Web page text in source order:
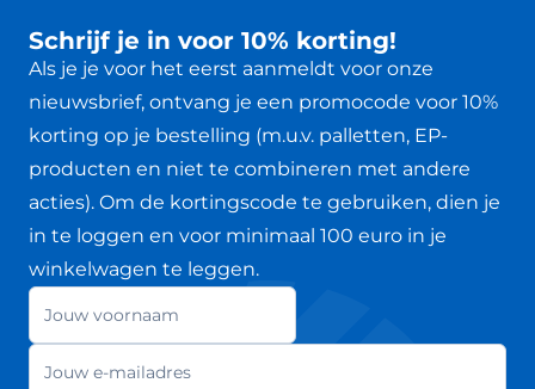
Schrijf je in voor 10% korting!
Als je je voor het eerst aanmeldt voor onze
nieuwsbrief, ontvang je een promocode voor 10%
korting op je bestelling (m.u.v. palletten, EP-
producten en niet te combineren met andere
acties). Om de kortingscode te gebruiken, dien je
in te loggen en voor minimaal 100 euro in je
winkelwagen te leggen.
Nieuwsbrief
Jouw voornaam
E-mailadres